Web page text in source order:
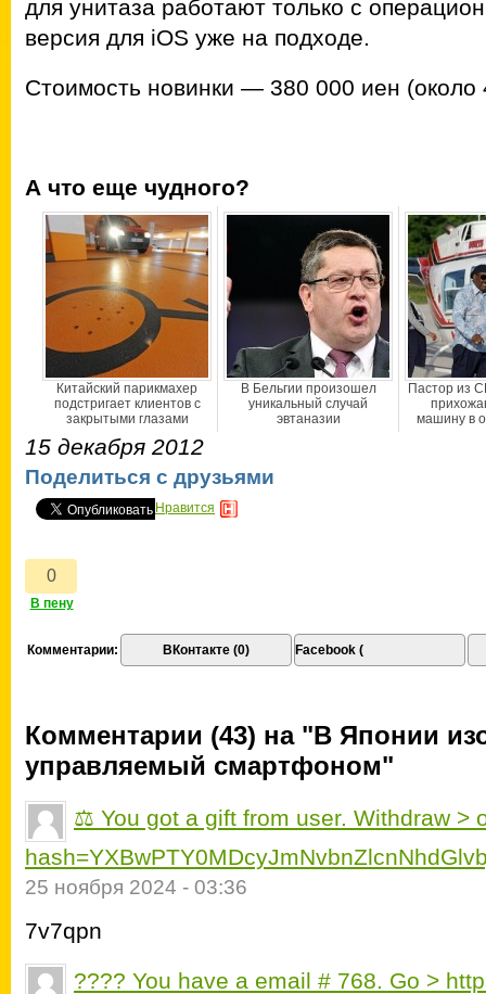
для унитаза работают только с
версия для iOS уже на подходе.
Стоимость новинки — 380 000 иен
А что еще чудного?
Китайский парикмахер
подстригает клиентов с
закрытыми глазами
В Бельгии произошел
уникальный случай
эвтаназии
Пастор из
машину в
15 декабря 2012
Поделиться с друзьями
Нравится
Комментарии: ВКонтакте (0) Facebook (
Комментарии (43) на "В Японии
управляемый смартфоном"
⚖ You got a gift from user. Withdrаw >
25 ноября 2024 - 03:36
7v7qpn
???? You have a email # 768. Go >